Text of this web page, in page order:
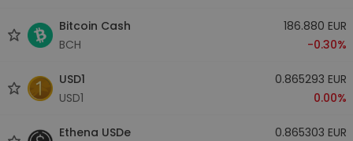
Bitcoin Cash
BCH
186.880 EUR
-0.30%
USD1
USD1
0.865293 EUR
0.00%
Ethena USDe
0.865303 EUR